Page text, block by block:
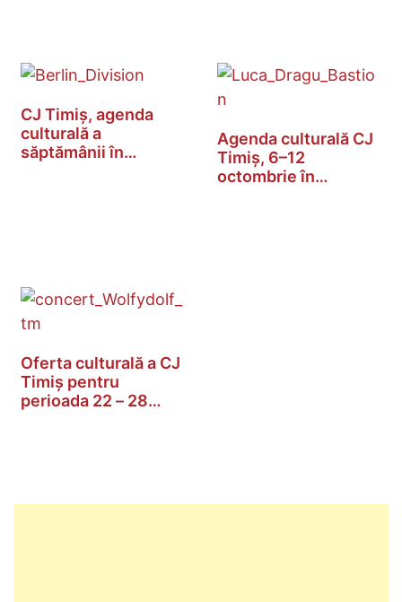
CJ Timiș, agenda
culturală a
săptămânii în
Agenda culturală CJ
Timiș, 6–12
octombrie în…
Oferta culturală a CJ
Timiș pentru
perioada 22 – 28…